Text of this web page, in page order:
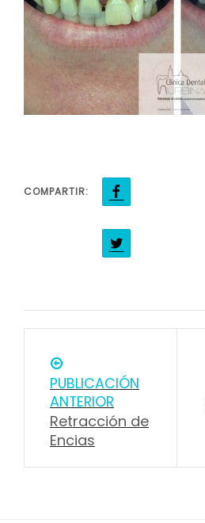
COMPARTIR:
PUBLICACIÓN
ANTERIOR
Retracción de
Encias